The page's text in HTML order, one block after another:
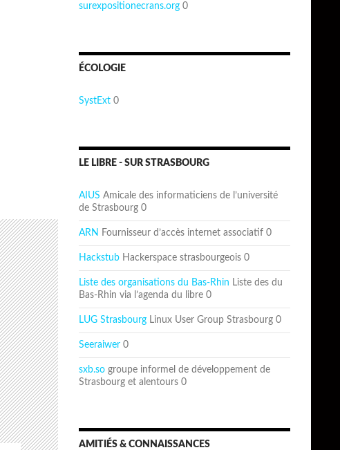
surexpositionecrans.org 0
ÉCOLOGIE
SystExt 0
LE LIBRE - SUR STRASBOURG
AIUS Amicale des informaticiens de l’université
de Strasbourg 0
ARN Fournisseur d’accès internet associatif 0
Hackstub Hackerspace strasbourgeois 0
Liste des organisations du Bas-Rhin Liste des du
Bas-Rhin via l’agenda du libre 0
LUG Strasbourg Linux User Group Strasbourg 0
Seeraiwer 0
sxb.so groupe informel de développement de
Strasbourg et alentours 0
AMITIÉS & CONNAISSANCES